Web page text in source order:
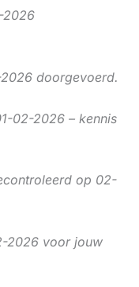
2026
doorgevoerd.
02-2026 – kennis
op 02-
2026 voor jouw